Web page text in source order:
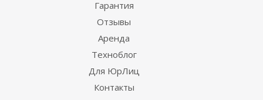
Гарантия
Отзывы
Аренда
Техноблог
Для ЮрЛиц
Контакты